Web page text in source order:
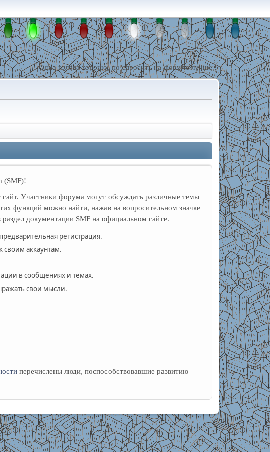
Одна голова хорошо, но спросить на форуме лучше !
(SMF)!
Участники форума могут обсуждать различные темы
функций можно найти, нажав на вопросительном значке
документации SMF на официальном сайте.
регистрация.
своим аккаунтам.
в сообщениях и темах.
свои мысли.
перечислены люди, поспособствовавшие развитию